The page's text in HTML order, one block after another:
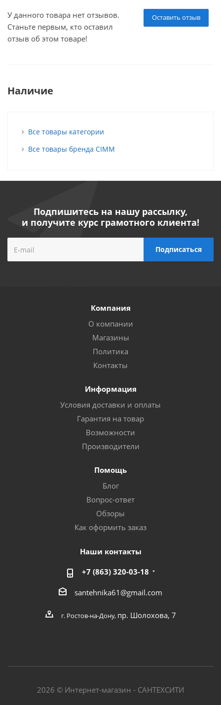
Оставить отзыв
У данного товара нет отзывов.
Станьте первым, кто оставил
отзыв об этом товаре!
Наличие
Все товары категории
Все товары бренда CIMM
Подпишитесь на нашу рассылку,
и получите курс грамотного клиента!
Компания
О компании
Магазины
Политика
Контакты
Информация
Условия доставки и оплаты
Гарантия на товар
Возможности
Производители
Помощь
Блог
Вопрос-ответ
Обзоры
Как оформить заказ
Наши контакты
+7 (863) 320-03-18
santehnika61@gmail.com
г. Ростов-на-Дону, пр. Шолохова, 7
2026 © Интернет-магазин - САНТЕХСИТИ